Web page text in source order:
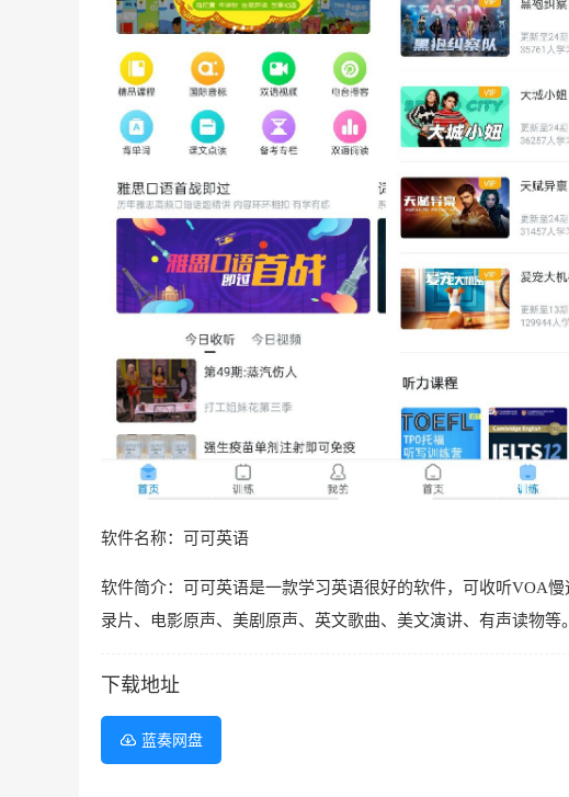
软件名称：可可英语
软件简介：可可英语是一款学习英语很好的软件，可收听VOA
录片、电影原声、美剧原声、英文歌曲、美文演讲、有声读物等
下载地址
蓝奏网盘